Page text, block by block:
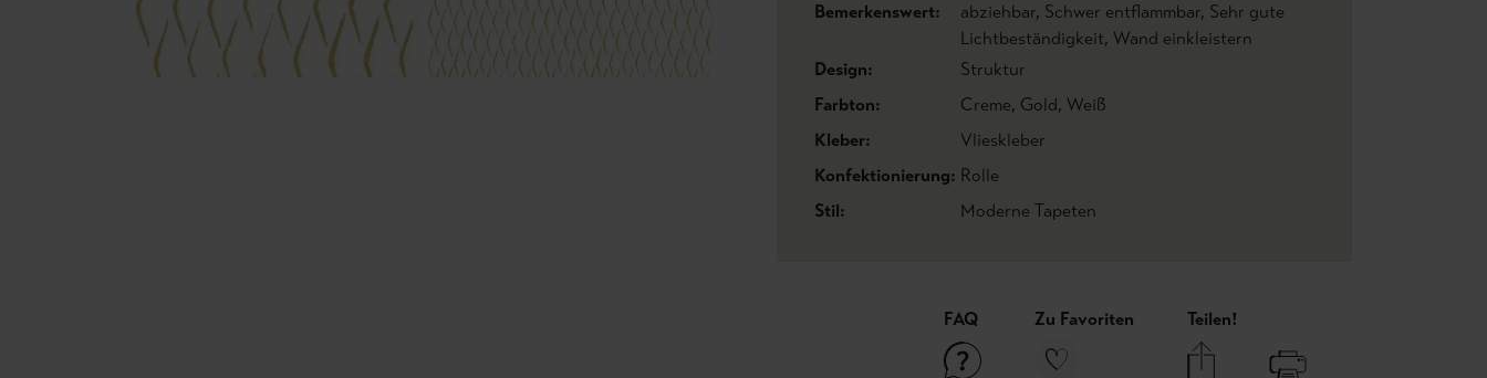
Bemerkenswert:
abziehbar, Schwer entflammbar, Sehr gute
Lichtbeständigkeit, Wand einkleistern
Design:
Struktur
Farbton:
Creme, Gold, Weiß
Kleber:
Vlieskleber
Konfektionierung: Rolle
Stil:
Moderne Tapeten
FAQ Zu Favoriten Teilen!